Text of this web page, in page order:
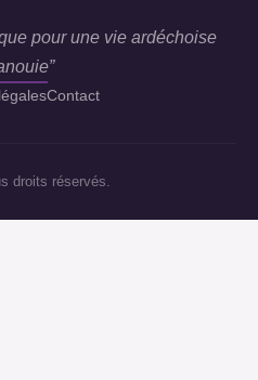
pour une vie ardéchoise
Contact
droits réservés.